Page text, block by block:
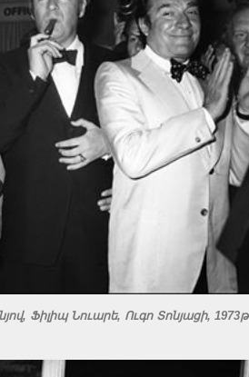
Ֆիլիպ Նուարե, Ուգո Տոնյացի, 1973թ